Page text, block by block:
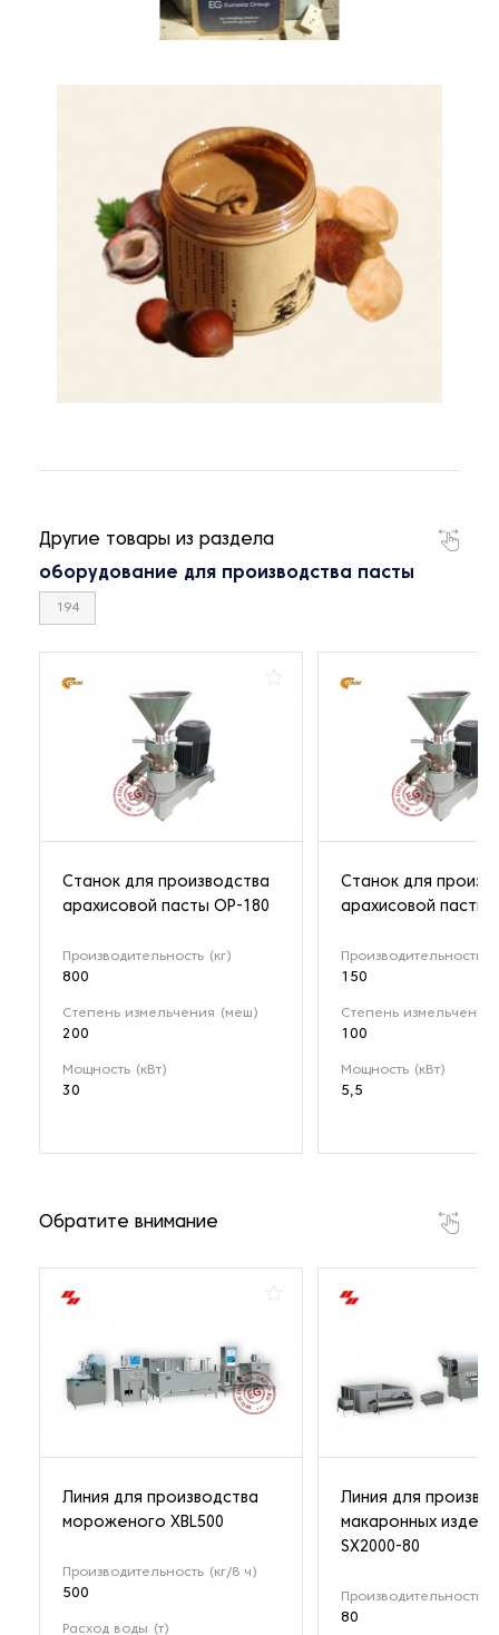
Другие товары из раздела
оборудование для производства пасты
194
Станок для производства
арахисовой пасты OP-180
Производительность (кг)
800
Степень измельчения (меш)
200
Мощность (кВт)
30
Станок для
арахисовой пасты
Производительность
150
Степень
100
Мощность (кВт)
5,5
Обратите внимание
Линия для производства
мороженого XBL500
Производительность (кг/8 ч)
500
Расход воды (т)
Линия для
макаронных
SX2000-80
Производительность
80